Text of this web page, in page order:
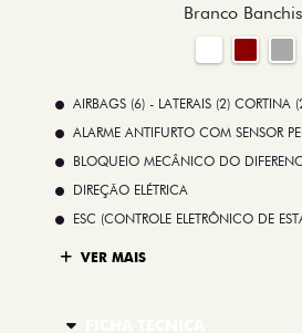
Branco
AIRBAGS (6) - LATERAIS (2) CORTINA
ALARME ANTIFURTO COM SENSOR
BLOQUEIO MECÂNICO DO
DIREÇÃO ELÉTRICA
ESC (CONTROLE ELETRÔNICO DE
VER MAIS